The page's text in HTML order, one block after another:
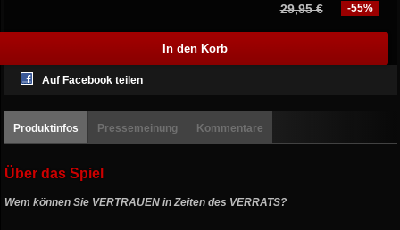
-55%
29,95 €
Auf Facebook teilen
Produktinfos Pressemeinung Kommentare
Über das Spiel
Wem können Sie VERTRAUEN in Zeiten des VERRATS?